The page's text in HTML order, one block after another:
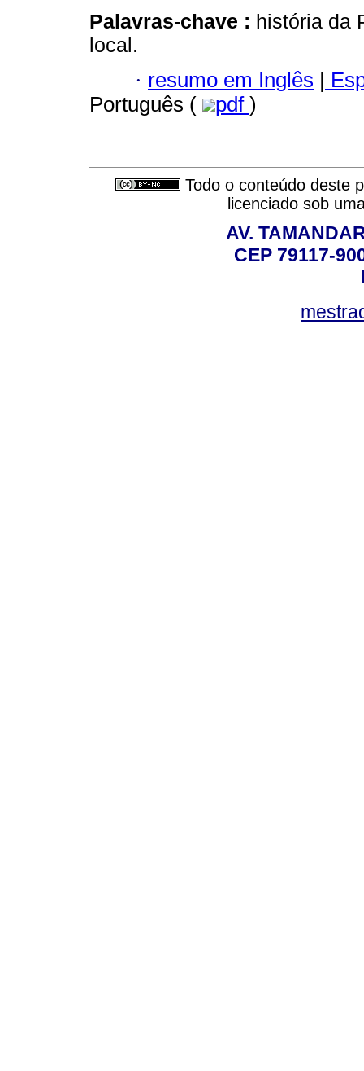
Palavras-chave : história da
local.
· resumo em Inglês |
Português (
pdf )
Todo o conteúdo deste
licenciado sob
AV.
CEP 79117-